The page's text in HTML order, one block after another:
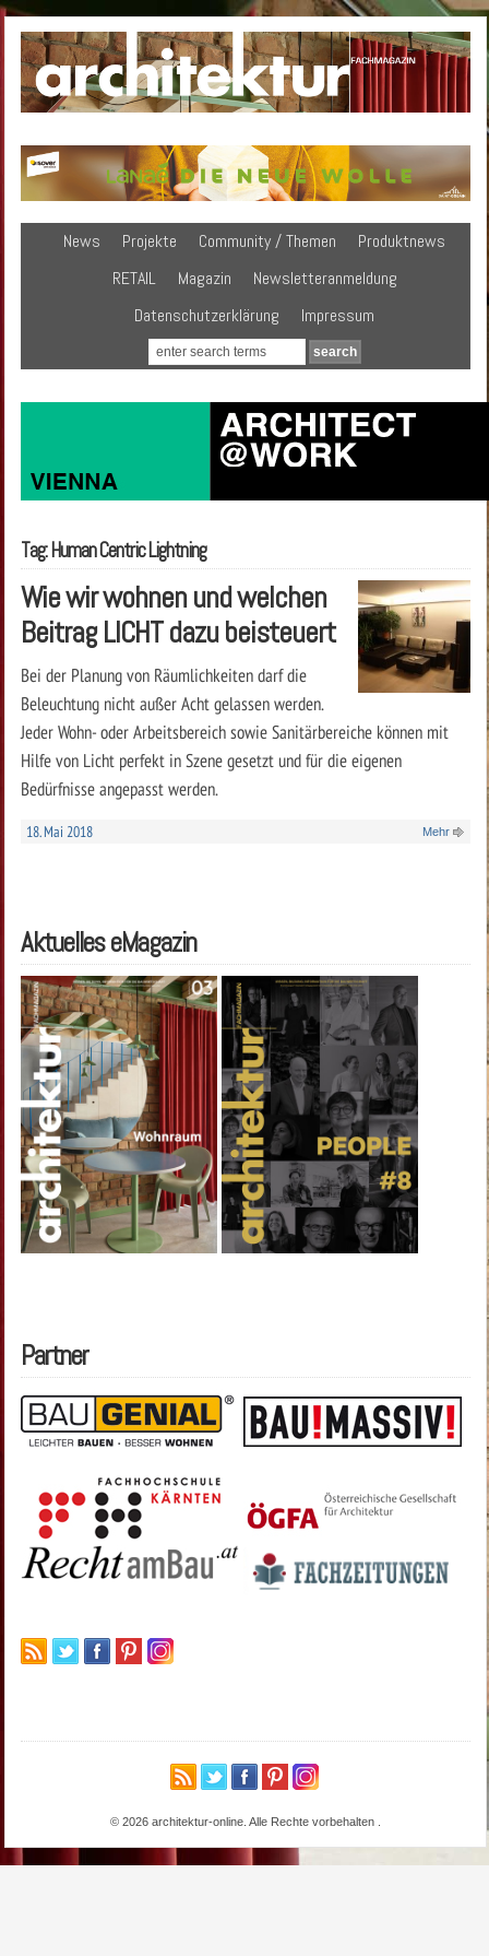
News Projekte Community / Themen
Produktnews
RETAIL
Magazin
Newsletteranmeldung
Datenschutzerklärung
Impressum
Tag: Human Centric Lightning
Wie wir wohnen und welchen
Beitrag LICHT dazu beisteuert
Bei der Planung von Räumlichkeiten darf die
Beleuchtung nicht außer Acht gelassen werden.
Jeder Wohn- oder Arbeitsbereich sowie Sanitärbereiche können mit
Hilfe von Licht perfekt in Szene gesetzt und für die eigenen
Bedürfnisse angepasst werden.
18. Mai 2018 Mehr
Aktuelles eMagazin
Partner
© 2026 architektur-online. Alle Rechte vorbehalten .